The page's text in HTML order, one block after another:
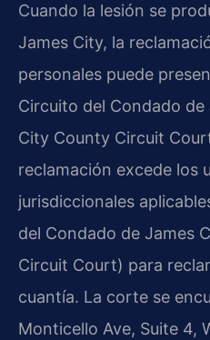
Cuando la lesión se
James City, la
personales puede
Circuito del Condado
City County Circuit
reclamación excede los
jurisdiccionales
del Condado de James
Circuit Court) para
cuantía. La corte se
Monticello Ave, Suite 4,